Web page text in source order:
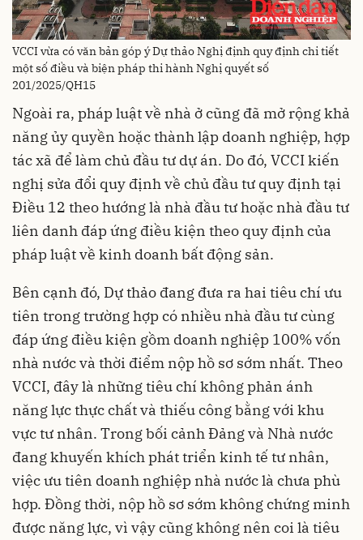
VCCI vừa có văn bản góp ý Dự thảo Nghị định quy định chi tiết
một số điều và biện pháp thi hành Nghị quyết số
201/2025/QH15
Ngoài ra, pháp luật về nhà ở cũng đã mở rộng khả
năng ủy quyền hoặc thành lập doanh nghiệp, hợp
tác xã để làm chủ đầu tư dự án. Do đó, VCCI kiến
nghị sửa đổi quy định về chủ đầu tư quy định tại
Điều 12 theo hướng là nhà đầu tư hoặc nhà đầu tư
liên danh đáp ứng điều kiện theo quy định của
pháp luật về kinh doanh bất động sản.
Bên cạnh đó, Dự thảo đang đưa ra hai tiêu chí ưu
tiên trong trường hợp có nhiều nhà đầu tư cùng
đáp ứng điều kiện gồm doanh nghiệp 100% vốn
nhà nước và thời điểm nộp hồ sơ sớm nhất. Theo
VCCI, đây là những tiêu chí không phản ánh
năng lực thực chất và thiếu công bằng với khu
vực tư nhân. Trong bối cảnh Đảng và Nhà nước
đang khuyến khích phát triển kinh tế tư nhân,
việc ưu tiên doanh nghiệp nhà nước là chưa phù
hợp. Đồng thời, nộp hồ sơ sớm không chứng minh
được năng lực, vì vậy cũng không nên coi là tiêu